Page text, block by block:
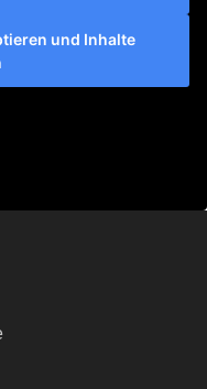
und Inhalte